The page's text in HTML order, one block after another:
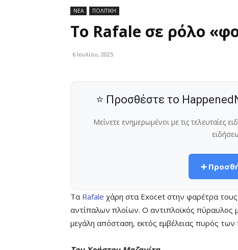
ΝΕΑ ΠΟΛΙΤΙΚΗ
Το Rafale σε ρόλο
6 Ιουλίου, 2025
⭐ Προσθέστε το
Μείνετε ενημερωμένοι με τις τελευταίες
➕
Τα Rafale χάρη στα Exocet στην φαρέτρα
αντίπαλων πλοίων. Ο αντιπλοϊκός πύραυλος
μεγάλη απόσταση, εκτός εμβέλειας πυρός